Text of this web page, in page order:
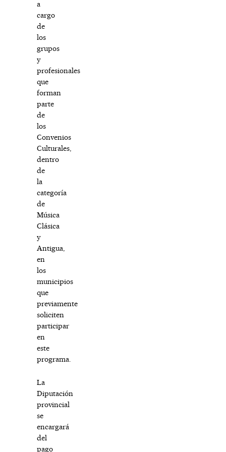
a
cargo
de
los
grupos
y
profesionales
que
forman
parte
de
los
Convenios
Culturales,
dentro
de
la
categoría
de
Música
Clásica
y
Antigua,
en
los
municipios
que
previamente
soliciten
participar
en
este
programa.
La
Diputación
provincial
se
encargará
del
pago